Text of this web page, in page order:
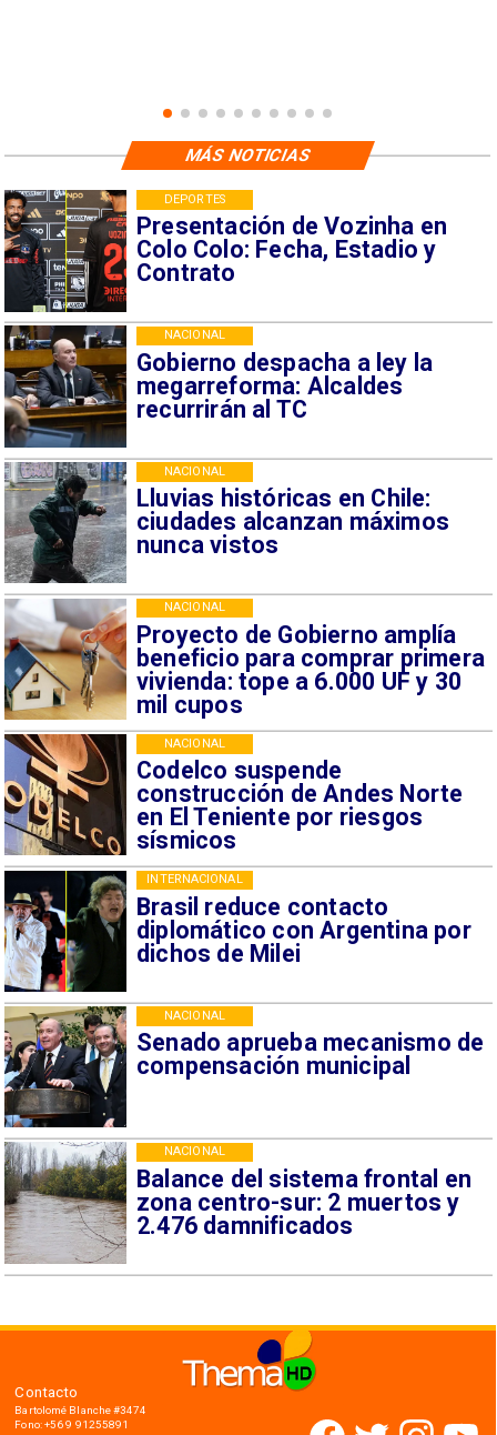
Presentación de Vozinha en
Colo Colo: Fecha, Estadio y
Contrato
DEPORTES
Gobierno despacha a ley la
megarreforma: Alcaldes
recurrirán al TC
NACIONAL
Lluvias históricas en Chile:
ciudades alcanzan máximos
nunca vistos
NACIONAL
Proyecto de Gobierno amplía
beneficio para comprar primera
vivienda: tope a 6.000 UF y 30
mil cupos
NACIONAL
Codelco suspende
construcción de Andes Norte
en El Teniente por riesgos
sísmicos
NACIONAL
Brasil reduce contacto
diplomático con Argentina por
dichos de Milei
INTERNACIONAL
Senado aprueba mecanismo de
compensación municipal
NACIONAL
Balance del sistema frontal en
zona centro-sur: 2 muertos y
2.476 damnificados
NACIONAL
MÁS NOTICIAS
Contacto
Bartolomé Blanche #3474
Fono: +56 9 91255891